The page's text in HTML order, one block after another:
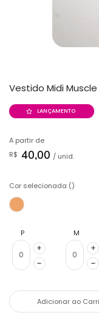
Vestido Midi
LANÇAMENTO
A partir de
R$ 40,00 / unid.
Cor selecionada ()
P M
Adicionar ao